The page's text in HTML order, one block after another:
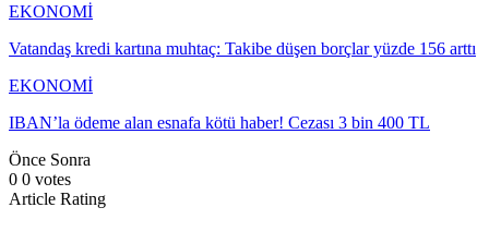
EKONOMİ
Vatandaş kredi kartına muhtaç: Takibe düşen borçlar yüzde 156 arttı
EKONOMİ
IBAN’la ödeme alan esnafa kötü haber! Cezası 3 bin 400 TL
Önce Sonra
0 0 votes
Article Rating